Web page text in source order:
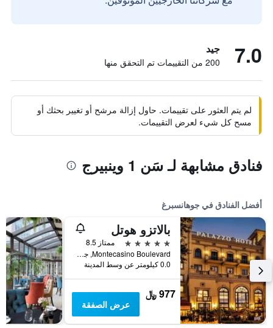
7.0 جيد
200 من التقييمات تم التحقق منها
لم يتم العثور على تقييمات. حاول إزالة مرشح أو تغيير بحثك أو
مسح كل شيء لعرض التقييمات.
فنادق مشابهة لـ سَن 1 وينبيرج
أفضل الفنادق في جوهانسبرغ
بالاتزو هوتل
5 نجوم
ممتاز 8.5
Montecasino Boulevard, جوهانسبرغ, محافظة غاوتينج, جنوب أفريقيا
0.0 كيلومتر عن وسط المدينة
977 ﷼
عرض الصفقة